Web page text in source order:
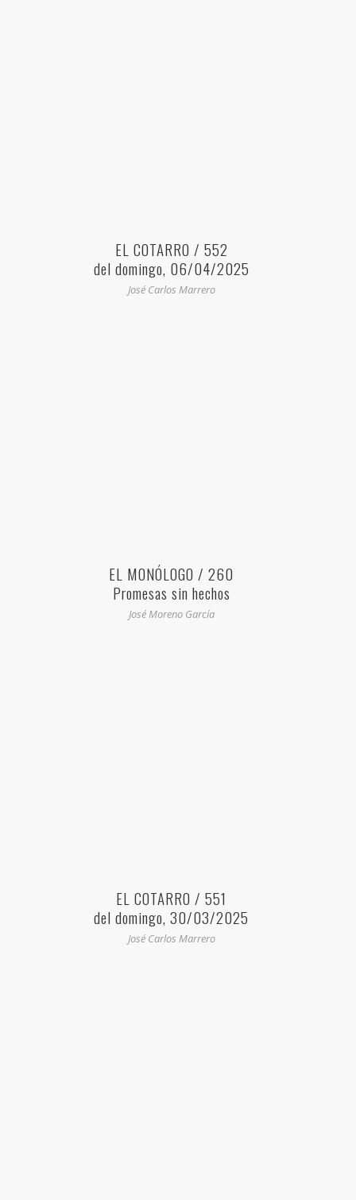
EL COTARRO / 552
del domingo, 06/04/2025
José Carlos Marrero
EL MONÓLOGO / 260
Promesas sin hechos
José Moreno García
EL COTARRO / 551
del domingo, 30/03/2025
José Carlos Marrero